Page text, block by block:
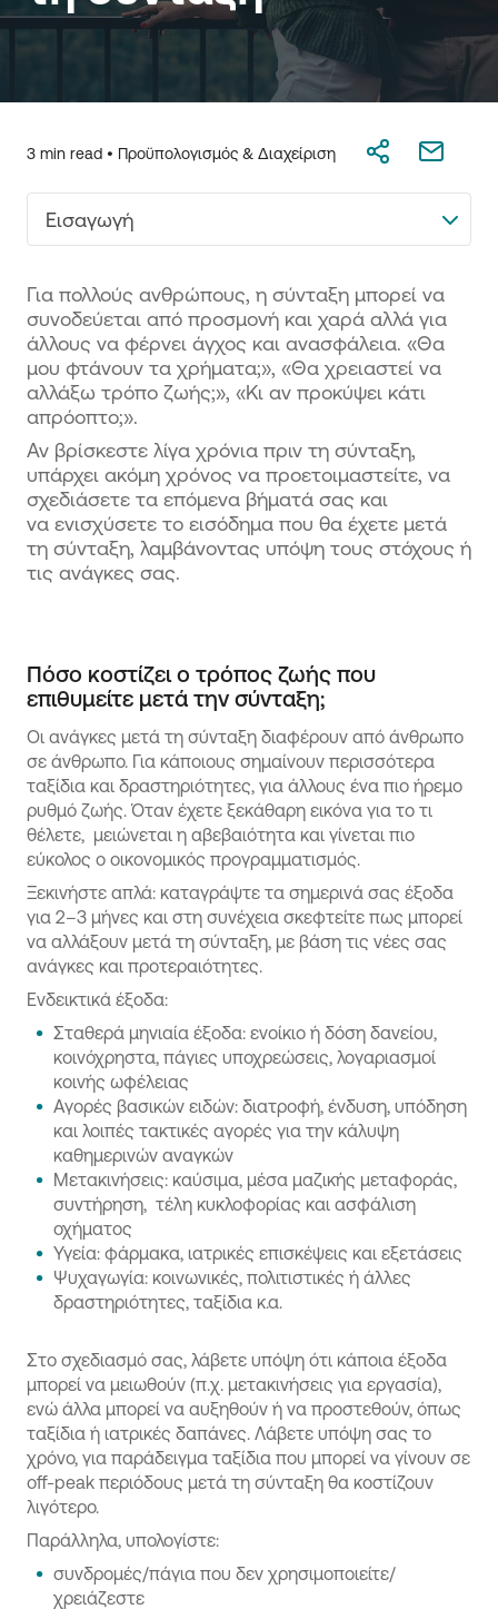
3 min read • Προϋπολογισμός & Διαχείριση
Εισαγωγή
Για πολλούς ανθρώπους, η σύνταξη μπορεί να
συνοδεύεται από προσμονή και χαρά αλλά για
άλλους να φέρνει άγχος και ανασφάλεια. «Θα
μου φτάνουν τα χρήματα;», «Θα χρειαστεί να
αλλάξω τρόπο ζωής;», «Κι αν προκύψει κάτι
απρόοπτο;».
Αν βρίσκεστε λίγα χρόνια πριν τη σύνταξη,
υπάρχει ακόμη χρόνος να προετοιμαστείτε, να
σχεδιάσετε τα επόμενα βήματά σας και
να ενισχύσετε το εισόδημα που θα έχετε μετά
τη σύνταξη, λαμβάνοντας υπόψη τους στόχους ή
τις ανάγκες σας.
Πόσο κοστίζει ο τρόπος ζωής που
επιθυμείτε μετά την σύνταξη;
Οι ανάγκες μετά τη σύνταξη διαφέρουν από άνθρωπο
σε άνθρωπο. Για κάποιους σημαίνουν περισσότερα
ταξίδια και δραστηριότητες, για άλλους ένα πιο ήρεμο
ρυθμό ζωής. Όταν έχετε ξεκάθαρη εικόνα για το τι
θέλετε, μειώνεται η αβεβαιότητα και γίνεται πιο
εύκολος ο οικονομικός προγραμματισμός.
Ξεκινήστε απλά: καταγράψτε τα σημερινά σας έξοδα
για 2–3 μήνες και στη συνέχεια σκεφτείτε πως μπορεί
να αλλάξουν μετά τη σύνταξη, με βάση τις νέες σας
ανάγκες και προτεραιότητες.
Ενδεικτικά έξοδα:
Σταθερά μηνιαία έξοδα: ενοίκιο ή δόση δανείου,
κοινόχρηστα, πάγιες υποχρεώσεις, λογαριασμοί
κοινής ωφέλειας
Αγορές βασικών ειδών: διατροφή, ένδυση, υπόδηση
και λοιπές τακτικές αγορές για την κάλυψη
καθημερινών αναγκών
Μετακινήσεις: καύσιμα, μέσα μαζικής μεταφοράς,
συντήρηση, τέλη κυκλοφορίας και ασφάλιση
οχήματος
Υγεία: φάρμακα, ιατρικές επισκέψεις και εξετάσεις
Ψυχαγωγία: κοινωνικές, πολιτιστικές ή άλλες
δραστηριότητες, ταξίδια κ.α.
Στο σχεδιασμό σας, λάβετε υπόψη ότι κάποια έξοδα
μπορεί να μειωθούν (π.χ. μετακινήσεις για εργασία),
ενώ άλλα μπορεί να αυξηθούν ή να προστεθούν, όπως
ταξίδια ή ιατρικές δαπάνες. Λάβετε υπόψη σας το
χρόνο, για παράδειγμα ταξίδια που μπορεί να γίνουν σε
off-peak περιόδους μετά τη σύνταξη θα κοστίζουν
λιγότερο.
Παράλληλα, υπολογίστε:
συνδρομές/πάγια που δεν χρησιμοποιείτε/
χρειάζεστε